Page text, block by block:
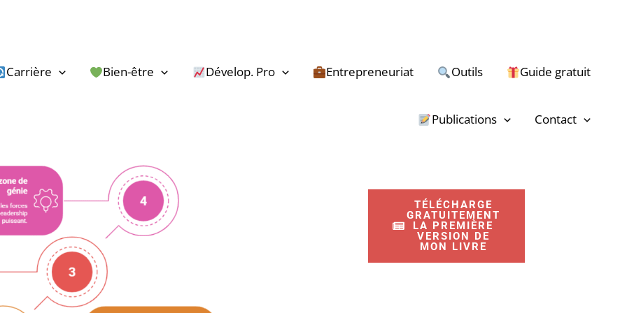
Carrière Bien-être Dévelop. Pro Entrepreneuriat Outils Guide gratuit
Publications Contact
TÉLÉCHARGE
GRATUITEMENT
LA PREMIÈRE
VERSION DE
MON LIVRE